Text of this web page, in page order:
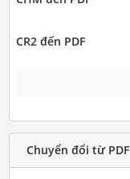
CR2 đến PDF
Chuyển đổi từ PDF